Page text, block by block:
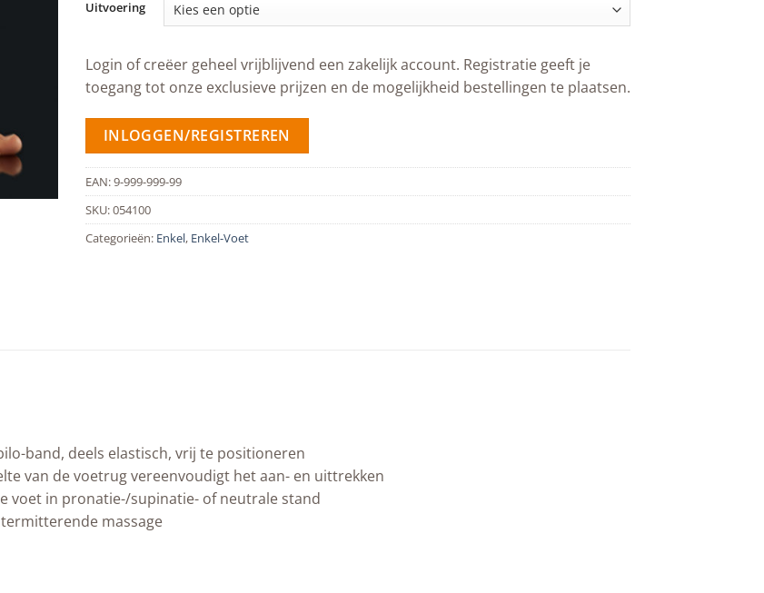
Uitvoering
Login of creëer geheel vrijblijvend een zakelijk account. Registratie geeft je
toegang tot onze exclusieve prijzen en de mogelijkheid bestellingen te plaatsen.
INLOGGEN/REGISTREREN
EAN:9-999-999-99
SKU:054100
Categorieën: Enkel, Enkel-Voet
band, deels elastisch, vrij te positioneren
van de voetrug vereenvoudigt het aan- en uittrekken
voet in pronatie-/supinatie- of neutrale stand
massage